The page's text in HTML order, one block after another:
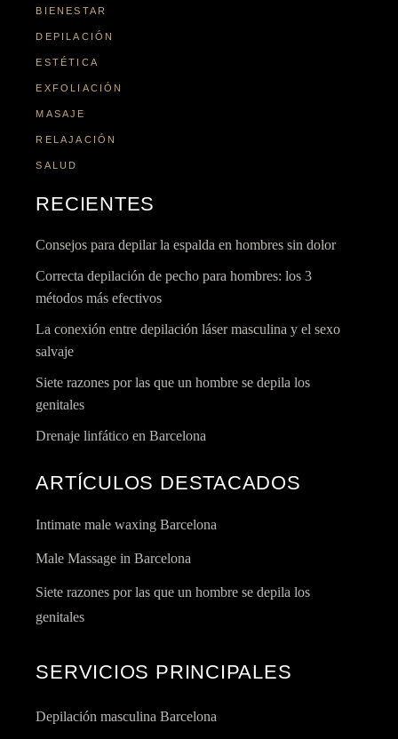
BIENESTAR
DEPILACIÓN
ESTÉTICA
EXFOLIACIÓN
MASAJE
RELAJACIÓN
SALUD
RECIENTES
Consejos para depilar la espalda en hombres sin dolor
Correcta depilación de pecho para hombres: los 3
métodos más efectivos
La conexión entre depilación láser masculina y el sexo
salvaje
Siete razones por las que un hombre se depila los
genitales
Drenaje linfático en Barcelona
ARTÍCULOS DESTACADOS
Intimate male waxing Barcelona
Male Massage in Barcelona
Siete razones por las que un hombre se depila los
genitales
SERVICIOS PRINCIPALES
Depilación masculina Barcelona